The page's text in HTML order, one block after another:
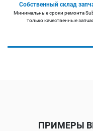
Собственный склад
Минимальные сроки ремонта
только качественные
ПРИМЕРЫ